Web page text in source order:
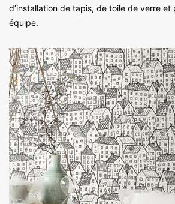
d’installation de tapis, de toile de verre
équipe.